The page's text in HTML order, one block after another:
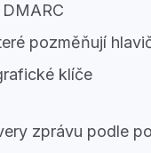
pozměňují
klíče
zprávu podle